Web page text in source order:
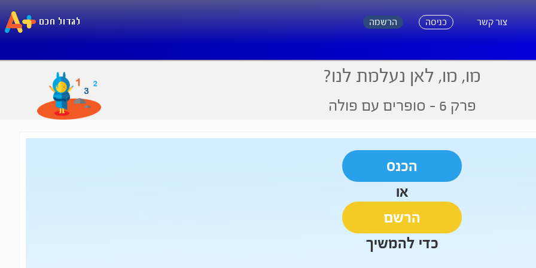
צור קשר כניסה הרשמה
מו, מו, לאן נעלמת לנו?
פרק 6 - סופרים עם פולה
הכנס
או
הרשם
כדי להמשיך